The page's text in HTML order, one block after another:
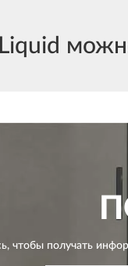
чтобы получать